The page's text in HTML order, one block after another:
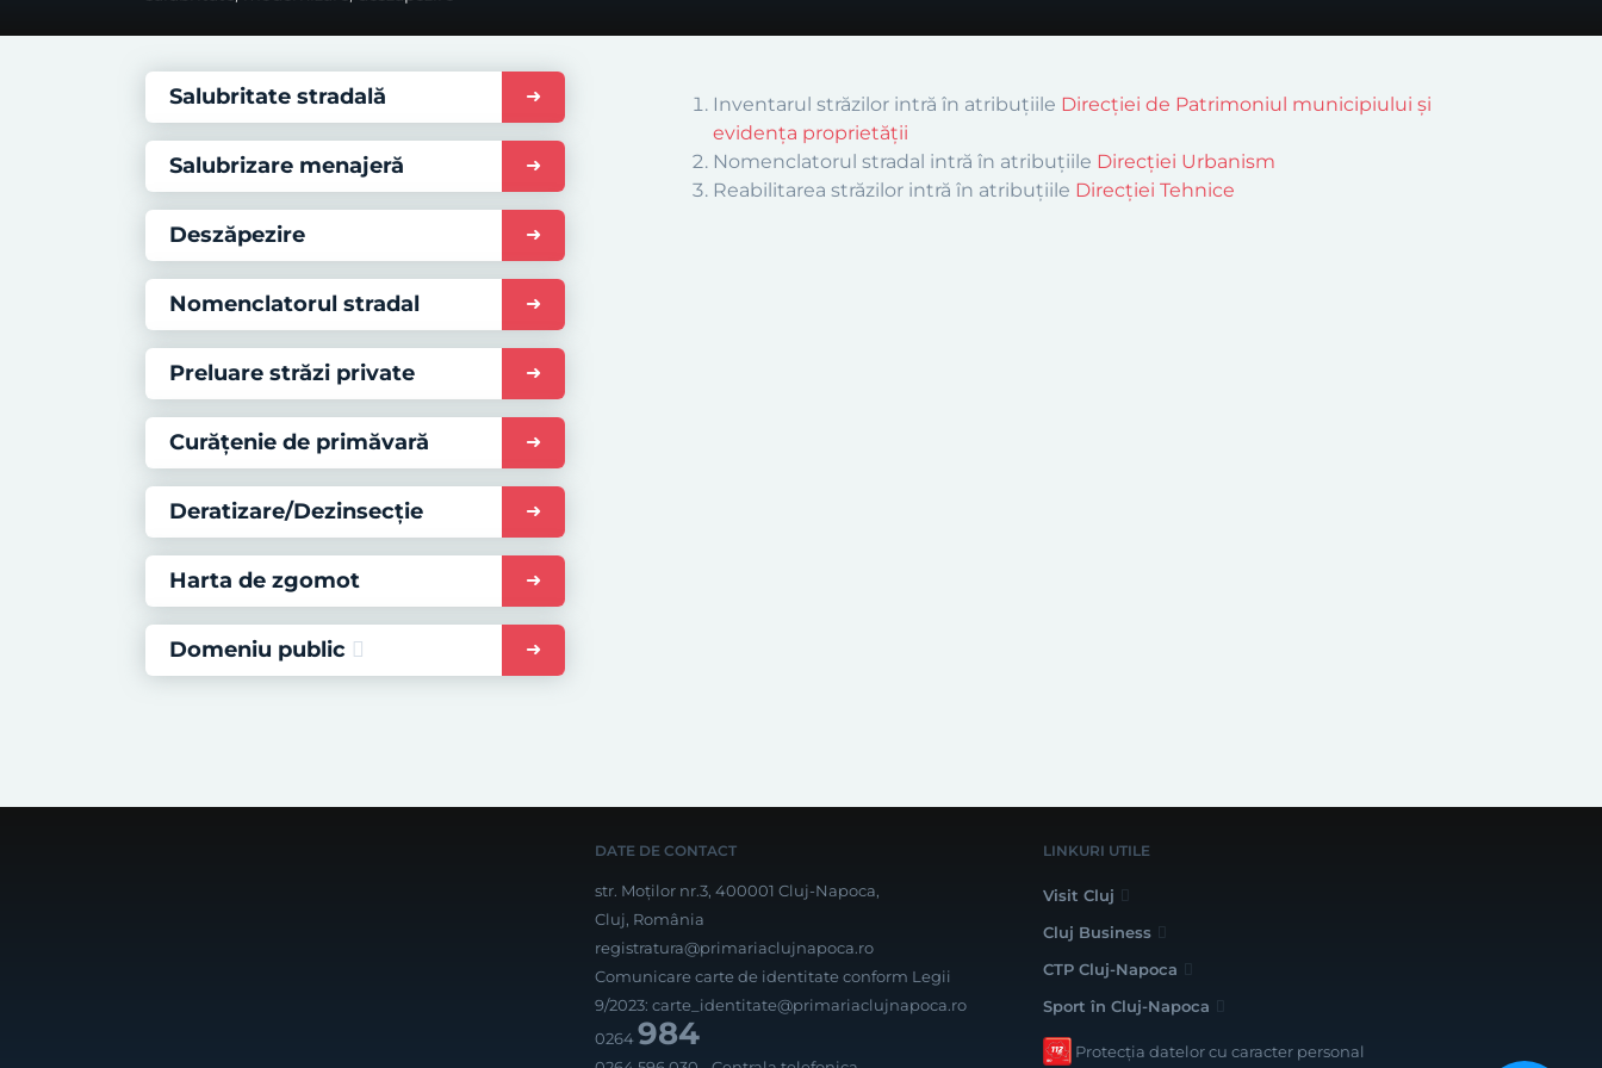
Salubritate stradală
Salubrizare menajeră
Deszăpezire
Nomenclatorul stradal
Preluare străzi private
Curățenie de primăvară
Deratizare/Dezinsecție
Harta de zgomot
Domeniu public
Inventarul străzilor intră în atribuțiile Direcției de Patrimoniul municipiului și
evidența proprietății
Nomenclatorul stradal intră în atribuțiile Direcției Urbanism
Reabilitarea străzilor intră în atribuțiile Direcției Tehnice
DATE DE CONTACT
str. Moților nr.3, 400001 Cluj-Napoca,
Cluj, România
registratura@primariaclujnapoca.ro
Comunicare carte de identitate conform Legii
9/2023: carte_identitate@primariaclujnapoca.ro
0264984
LINKURI UTILE
Visit Cluj
Cluj Business
CTP Cluj-Napoca
Sport în Cluj-Napoca
Protecția datelor cu caracter personal